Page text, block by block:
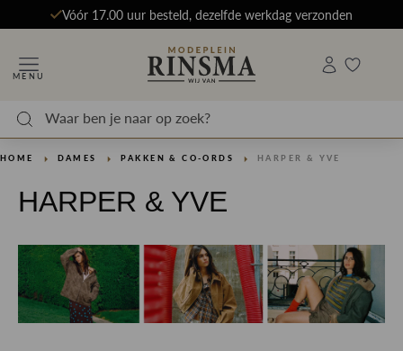
Vóór 17.00 uur besteld, dezelfde werkdag verzonden
MENU
HOME DAMES PAKKEN & CO-ORDS HARPER & YVE
HARPER & YVE